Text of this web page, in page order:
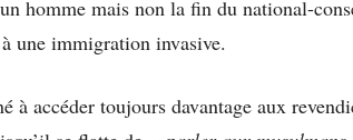
homme mais non la fin du national-
une immigration invasive.
à accéder toujours davantage aux